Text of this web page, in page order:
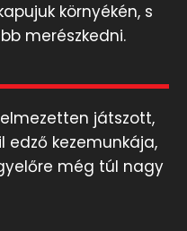
környékén, s
merészkedni.
játszott,
kezemunkája,
még túl nagy